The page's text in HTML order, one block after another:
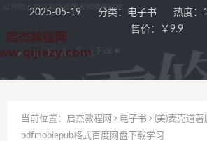
2025-05-19 分类： 电子书 热度：
售价：￥9.9
当前位置： 启杰教程网 电子书
(美)麦克道
pdfmobiepub格式百度网盘下载学习